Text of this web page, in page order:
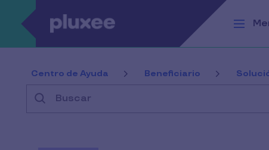
Pasar al contenido principal
Centro de Ayuda Beneficiario